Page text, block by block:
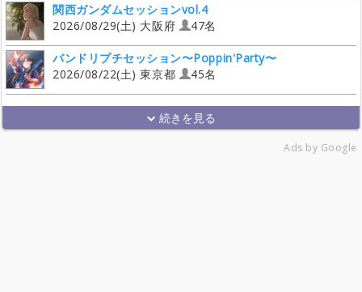
関西ガンダムセッションvol.4
2026/08/29(土) 大阪府
47名
バンドリプチセッション〜Poppin'Party〜
2026/08/22(土) 東京都
45名
Ads by Google